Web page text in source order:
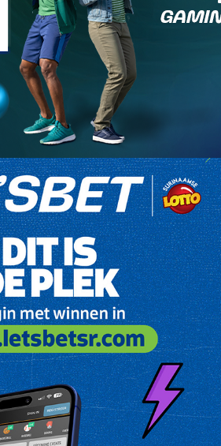
2000 van start met haar
Note Company Limited van Canada.
geïntroduceerd alsook het eerste
Lotto meer dan 1000
Loterijsysteem in Suriname: dit
en transparantie.
‘Tek 2’ in 2008, ‘Payday in 2009,